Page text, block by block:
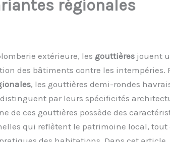
régionales
extérieure, les gouttièresjouent
des bâtiments contre les intempéries.
, les gouttières demi-rondes
par leurs spécificités
de ces gouttières possède des
qui reflètent le patrimoine local, tout